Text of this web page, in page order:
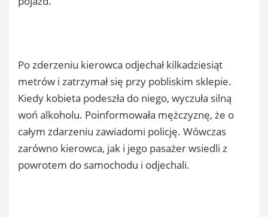
Po zderzeniu kierowca odjechał kilkadziesiąt
metrów i zatrzymał się przy pobliskim sklepie.
Kiedy kobieta podeszła do niego, wyczuła silną
woń alkoholu. Poinformowała mężczyznę, że o
całym zdarzeniu zawiadomi policję. Wówczas
zarówno kierowca, jak i jego pasażer wsiedli z
powrotem do samochodu i odjechali.